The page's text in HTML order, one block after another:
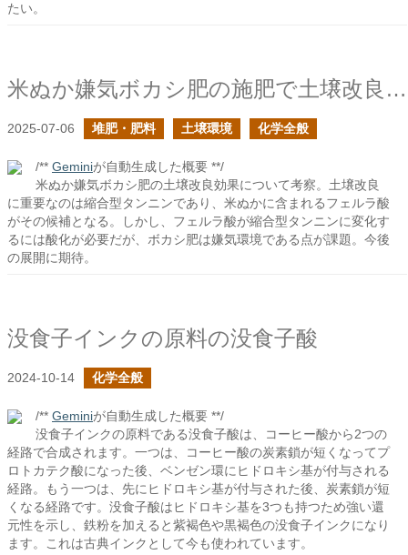
たい。
米ぬか嫌気ボカシ肥の施肥で土壌改良の効果はあるか？
2025-07-06 堆肥・肥料 土壌環境 化学全般
/** Geminiが自動生成した概要 **/
米ぬか嫌気ボカシ肥の土壌改良効果について考察。土壌改良
に重要なのは縮合型タンニンであり、米ぬかに含まれるフェルラ酸
がその候補となる。しかし、フェルラ酸が縮合型タンニンに変化す
るには酸化が必要だが、ボカシ肥は嫌気環境である点が課題。今後
の展開に期待。
没食子インクの原料の没食子酸
2024-10-14 化学全般
/** Geminiが自動生成した概要 **/
没食子インクの原料である没食子酸は、コーヒー酸から2つの
経路で合成されます。一つは、コーヒー酸の炭素鎖が短くなってプ
ロトカテク酸になった後、ベンゼン環にヒドロキシ基が付与される
経路。もう一つは、先にヒドロキシ基が付与された後、炭素鎖が短
くなる経路です。没食子酸はヒドロキシ基を3つも持つため強い還
元性を示し、鉄粉を加えると紫褐色や黒褐色の没食子インクになり
ます。これは古典インクとして今も使われています。